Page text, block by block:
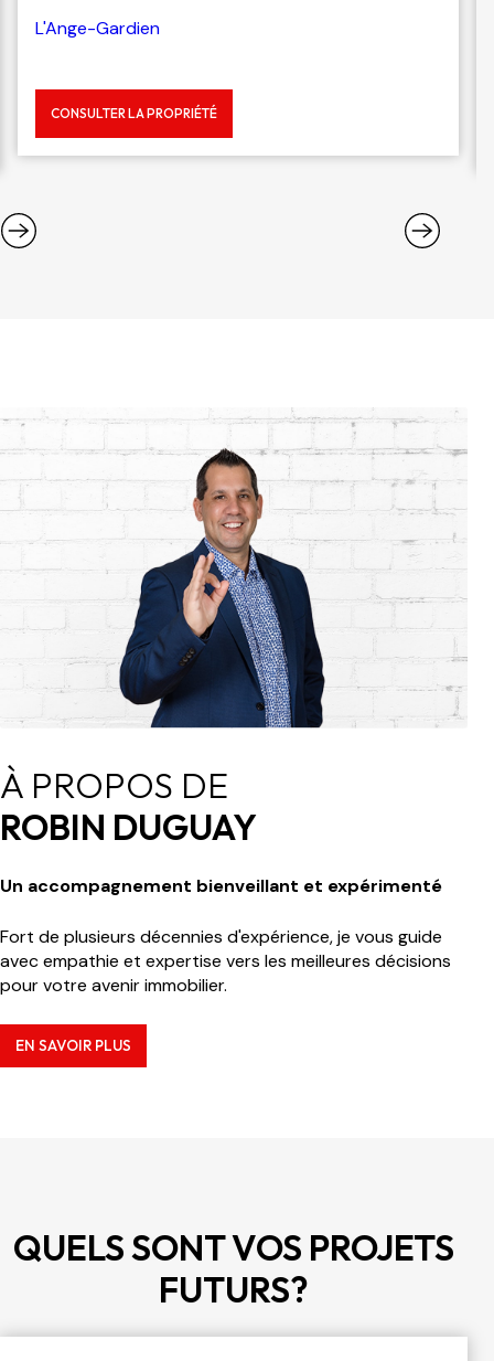
L'Ange-Gardien
CONSULTER LA PROPRIÉTÉ
À PROPOS DE
ROBIN DUGUAY
Un accompagnement bienveillant et expérimenté
Fort de plusieurs décennies d'expérience, je vous guide
avec empathie et expertise vers les meilleures décisions
pour votre avenir immobilier.
EN SAVOIR PLUS
QUELS SONT VOS PROJETS
FUTURS?